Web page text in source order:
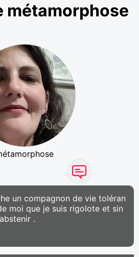
métamorphose
un compagnon de vie toléran
moi que je suis rigolote et sin
.